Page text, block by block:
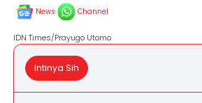
News Channel
IDN Times/Prayugo Utomo
Intinya Sih